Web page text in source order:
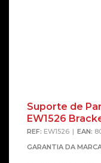
Suporte de
EW1526
REF: EW1526 EAN:
GARANTIA DA